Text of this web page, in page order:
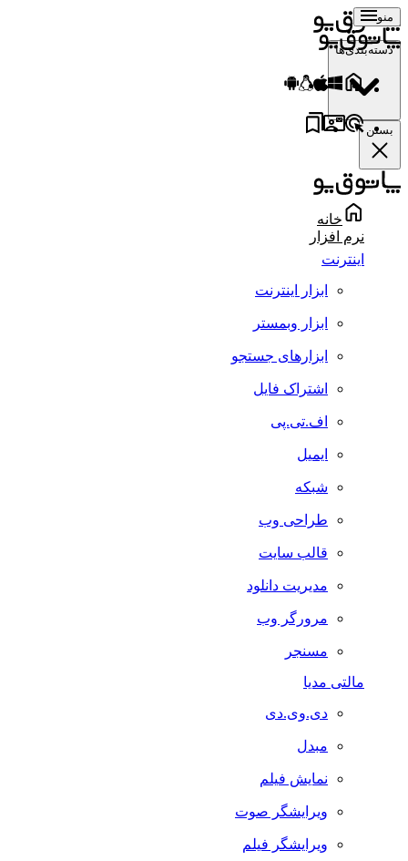
منو
دسته‌بندی‌ها
بستن
خانه
نرم افزار
اینترنت
ابزار اینترنت
ابزار وبمستر
ابزارهای جستجو
اشتراک فایل
اف.تی.پی
ایمیل
شبکه
طراحی وب
قالب سایت
مدیریت دانلود
مرورگر وب
مسنجر
مالتی مدیا
دی.وی.دی
مبدل
نمایش فیلم
ویرایشگر صوت
ویرایشگر فیلم